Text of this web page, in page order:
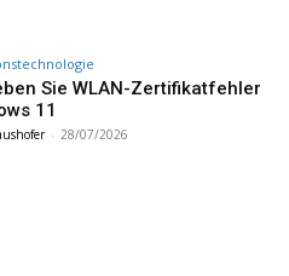
Sie WLAN-Zertifikatfehler
11
- 28/07/2026